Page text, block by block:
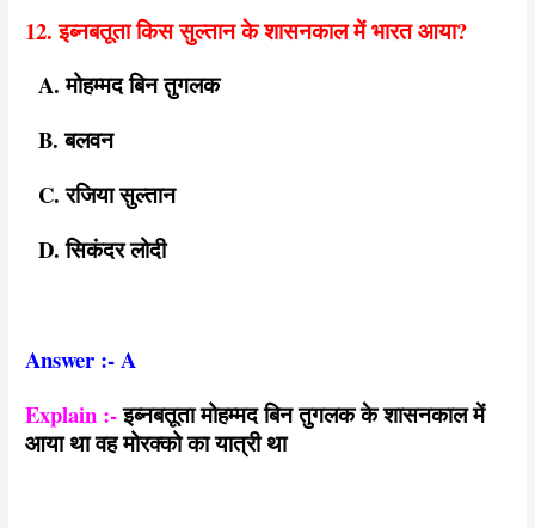
12. इब्नबतूता किस सुल्तान के शासनकाल में भारत आया?
A. मोहम्मद बिन तुगलक
B. बलवन
C. रजिया सुल्तान
D. सिकंदर लोदी
Answer :- A
Explain :-इब्नबतूता मोहम्मद बिन तुगलक के शासनकाल में
आया था वह मोरक्को का यात्री था